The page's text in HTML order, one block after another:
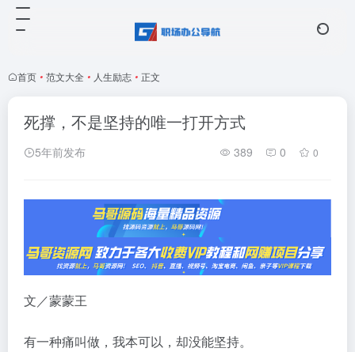
首页 • 范文大全 • 人生励志 • 正文
死撑，不是坚持的唯一打开方式
5年前发布 389 0 0
文／蒙蒙王
有一种痛叫做，我本可以，却没能坚持。